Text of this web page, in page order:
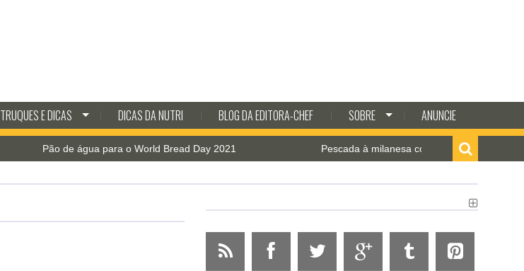
TRUQUES E DICAS DICAS DA NUTRI BLOG DA EDITORA-CHEF SOBRE
ANUNCIE
Pão de água para o World Bread Day 2021
Pescada à milanesa com molho de camarão